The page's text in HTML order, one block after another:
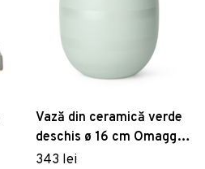
Vază din ceramică verde
deschis ø 16 cm Omaggio
- Kähler Design
343 lei